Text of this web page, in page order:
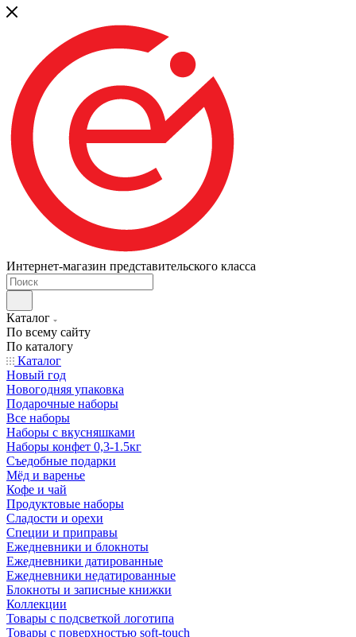
Интернет-магазин представительского класса
Каталог
По всему сайту
По каталогу
Каталог
Новый год
Новогодняя упаковка
Подарочные наборы
Все наборы
Наборы с вкусняшками
Наборы конфет 0,3-1.5кг
Съедобные подарки
Мёд и варенье
Кофе и чай
Продуктовые наборы
Сладости и орехи
Специи и приправы
Ежедневники и блокноты
Ежедневники датированные
Ежедневники недатированные
Блокноты и записные книжки
Коллекции
Товары с подсветкой логотипа
Товары с поверхностью soft-touch